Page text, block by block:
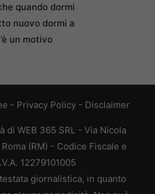
quando dormi
nuovo dormi a
un motivo
- Privacy Policy - Disclaimer
di WEB 365 SRL - Via Nicola
(RM) - Codice Fiscale e
12279101005
giornalistica, in quanto